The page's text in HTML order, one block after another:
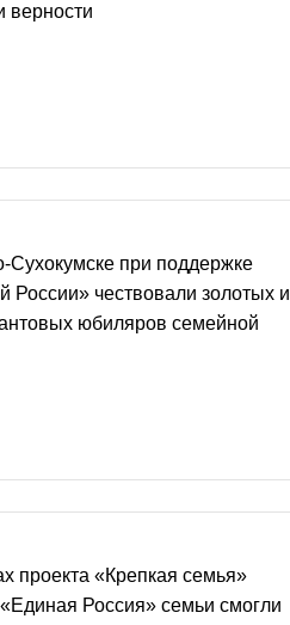
верности
при поддержке
России» чествовали золотых и
юбиляров семейной
проекта «Крепкая семья»
Россия» семьи смогли